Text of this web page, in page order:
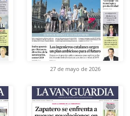
27 de mayo de 2026